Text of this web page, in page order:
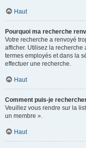
Haut
Pourquoi ma recherche
Votre recherche a renvoyé
afficher. Utilisez la recherche
termes employés et dans la
effectuer une recherche.
Haut
Comment puis-je
Veuillez vous rendre sur la
un membre ».
Haut